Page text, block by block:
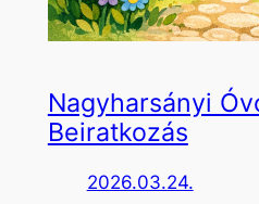
Nagyharsányi
Beiratkozás
2026.03.24.